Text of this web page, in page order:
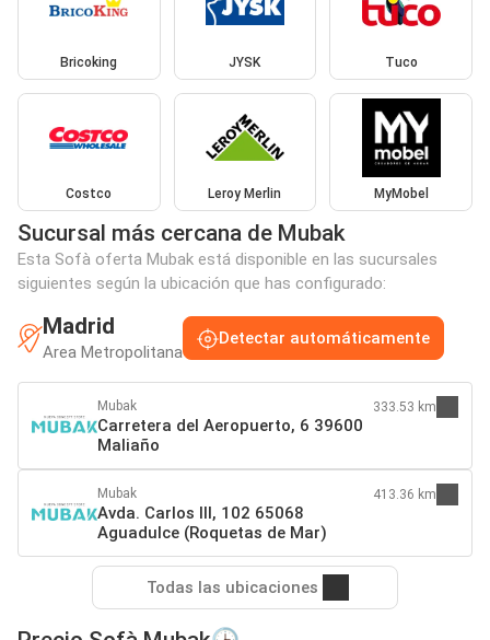
Bricoking JYSK Tuco
Costco Leroy Merlin MyMobel
Sucursal más cercana de Mubak
Esta Sofà oferta Mubak está disponible en las sucursales
siguientes según la ubicación que has configurado:
Madrid
Area Metropolitana
Detectar automáticamente
Mubak
Carretera del Aeropuerto, 6 39600
Maliaño
333.53 km
Mubak
Avda. Carlos III, 102 65068
Aguadulce (Roquetas de Mar)
413.36 km
Todas las ubicaciones